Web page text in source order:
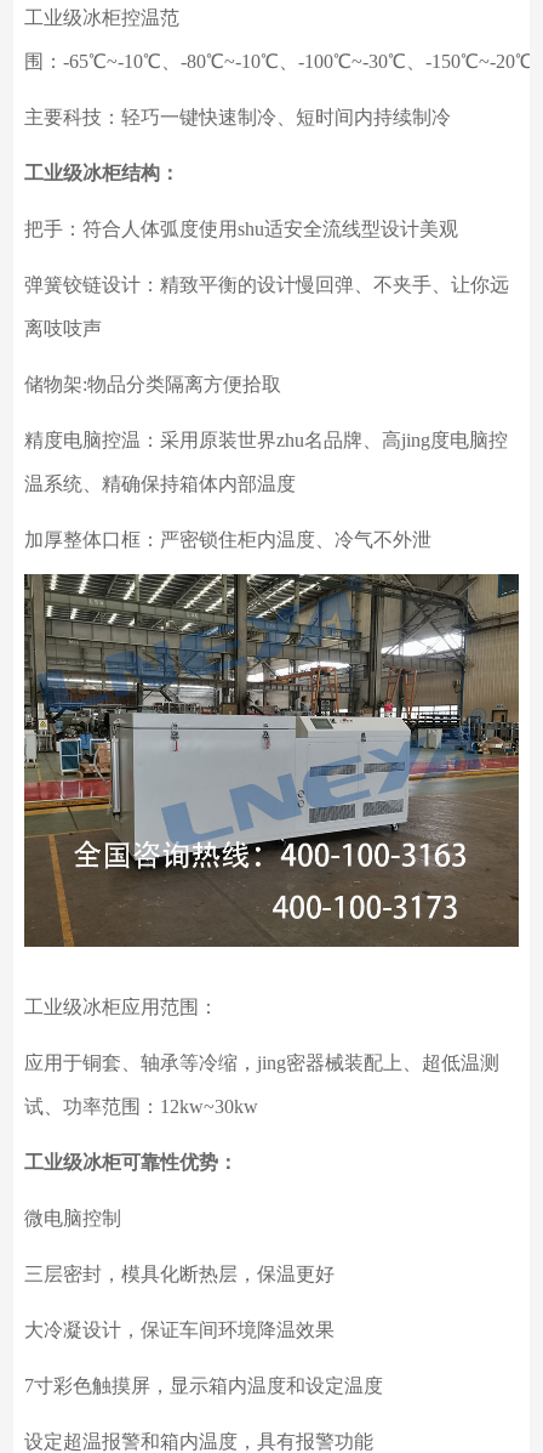
工业级冰柜控温范
围： -65℃~-10℃、-80℃~-10℃、-100℃~-30℃、-150℃~-20℃
主要科技：轻巧一键快速制冷、短时间内持续制冷
工业级冰柜结构：
把手：符合人体弧度使用shu适安全流线型设计美观
弹簧铰链设计：精致平衡的设计慢回弹、不夹手、让你远
离吱吱声
储物架:物品分类隔离方便拾取
精度电脑控温：采用原装世界zhu名品牌、高jing度电脑控
温系统、精确保持箱体内部温度
加厚整体口框：严密锁住柜内温度、冷气不外泄
工业级冰柜应用范围：
应用于铜套、轴承等冷缩， jing密器械装配上、超低温测
试、功率范围：12kw~30kw
工业级冰柜可靠性优势：
微电脑控制
三层密封，模具化断热层，保温更好
大冷凝设计，保证车间环境降温效果
7寸彩色触摸屏，显示箱内温度和设定温度
设定超温报警和箱内温度，具有报警功能